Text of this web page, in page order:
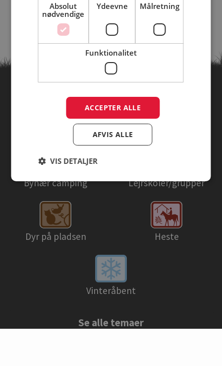
Find campingpladser ud fra
temaer
Bynær camping Lejrskoler/grupper
Dyr på pladsen Heste
Vinteråbent
Se alle temaer
Absolut
nødvendige
Ydeevne Målretning
Funktionalitet
ACCEPTER ALLE
AFVIS ALLE
VIS DETALJER